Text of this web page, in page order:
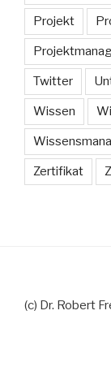
Projekt
Twitter
Wissen
Zertifikat
(c) Dr. Robert